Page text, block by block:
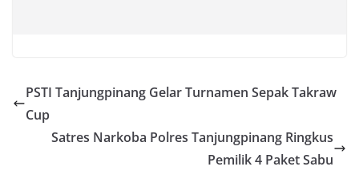
PSTI Tanjungpinang Gelar Turnamen Sepak Takraw
Cup
Satres Narkoba Polres Tanjungpinang Ringkus
Pemilik 4 Paket Sabu